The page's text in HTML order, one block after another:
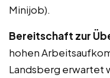
Minijob).
Bereitschaft zur
hohen
Landsberg erwartet